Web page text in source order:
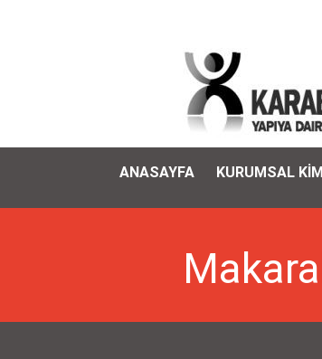
ANASAYFA KURUMSAL